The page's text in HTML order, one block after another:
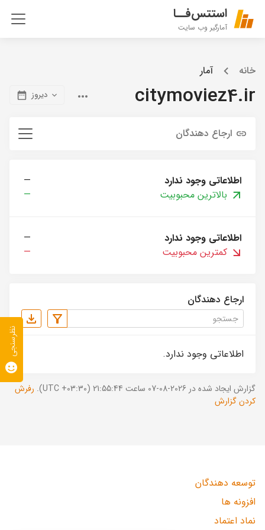
استتس‌فــا
آمارگیر وب سایت
خانه آمار
citymoviez4.ir دیروز
ارجاع دهندگان
اطلاعاتی وجود ندارد
—
بالاترین محبوبیت
—
اطلاعاتی وجود ندارد
—
کمترین محبوبیت
—
ارجاع دهندگان
اطلاعاتی وجود ندارد.
گزارش ایجاد شده در 2026-08-07 ساعت 21:55:44 (UTC +03:30).
رفرش
کردن گزارش
توسعه دهندگان
افزونه ها
نماد اعتماد
نظرسنجی